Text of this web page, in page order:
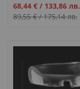
Промо
цена
68,44 € / 133,86 лв.
89,55 €/175,14 лв.